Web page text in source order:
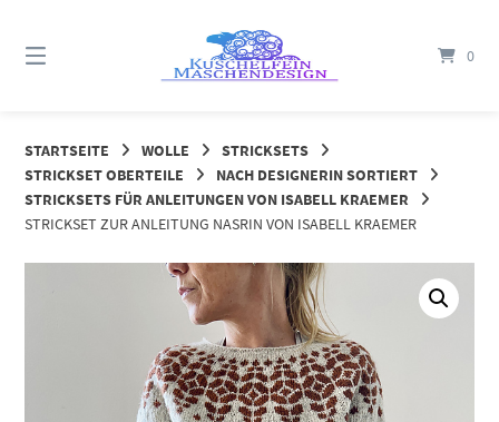
Inhalt
0
STARTSEITE WOLLE
STRICKSETS
STRICKSET OBERTEILE
NACH DESIGNERIN SORTIERT
STRICKSETS FÜR ANLEITUNGEN VON ISABELL KRAEMER
STRICKSET ZUR ANLEITUNG NASRIN VON ISABELL KRAEMER